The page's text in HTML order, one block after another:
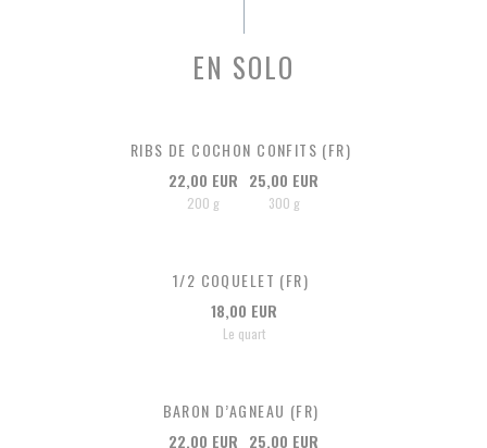
EN SOLO
RIBS DE COCHON CONFITS (FR)
22,00 EUR
200 g
25,00 EUR
300 g
1/2 COQUELET (FR)
18,00 EUR
Le quart
BARON D’AGNEAU (FR)
22,00 EUR 25,00 EUR